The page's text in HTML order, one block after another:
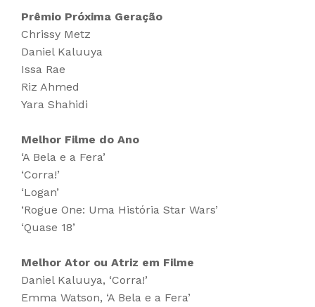
Prêmio Próxima Geração
Chrissy Metz
Daniel Kaluuya
Issa Rae
Riz Ahmed
Yara Shahidi
Melhor Filme do Ano
‘A Bela e a Fera’
‘Corra!’
‘Logan’
‘Rogue One: Uma História Star Wars’
‘Quase 18’
Melhor Ator ou Atriz em Filme
Daniel Kaluuya, ‘Corra!’
Emma Watson, ‘A Bela e a Fera’